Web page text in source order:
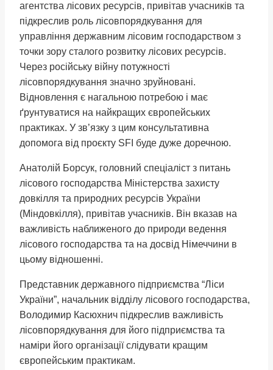
агентства лісових ресурсів, привітав учасників та
підкреслив роль лісовпорядкування для
управління державним лісовим господарством з
точки зору сталого розвитку лісових ресурсів.
Через російську війну потужності
лісовпорядкування значно зруйновані.
Відновлення є нагальною потребою і має
ґрунтуватися на найкращих європейських
практиках. У зв’язку з цим консультативна
допомога від проєкту SFI буде дуже доречною.
Анатолій Борсук, головний спеціаліст з питань
лісового господарства Міністерства захисту
довкілля та природних ресурсів України
(Міндовкілля), привітав учасників. Він вказав на
важливість наближеного до природи ведення
лісового господарства та на досвід Німеччини в
цьому відношенні.
Представник державного підприємства “Ліси
України”, начальник відділу лісового господарства,
Володимир Касюхнич підкреслив важливість
лісовпорядкування для його підприємства та
наміри його організації слідувати кращим
європейським практикам.